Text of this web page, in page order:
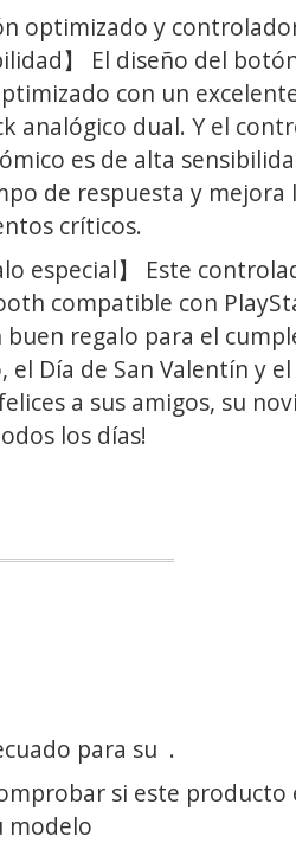
optimizado y
】 El diseño del
con un
analógico dual. Y el
es de alta
de respuesta y mejora
críticos.
especial】 Este
compatible con
buen regalo para el
el Día de San Valentín y
a sus amigos, su
los días!
para su .
si este producto
modelo